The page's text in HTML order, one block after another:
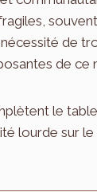
de
de ce
le
lourde sur